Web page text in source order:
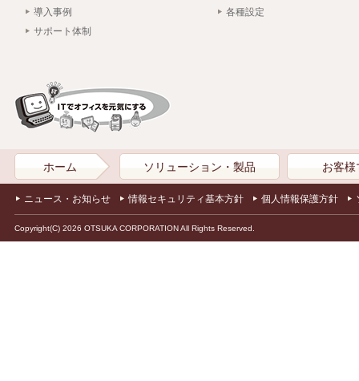
導入事例
サポート体制
各種設定
ホーム ソリューション・製品 お客様
ニュース・お知らせ 情報セキュリティ基本方針 個人情報保護方針
Copyright(C) 2026 OTSUKA CORPORATION All Rights Reserved.